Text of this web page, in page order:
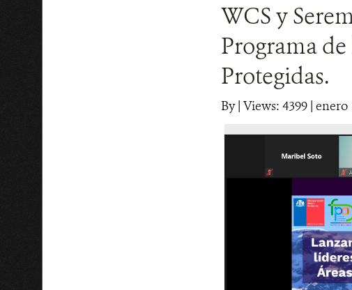
WCS y
Programa
Protegidas.
By| Views: 4399| enero